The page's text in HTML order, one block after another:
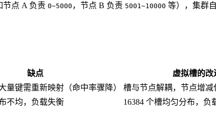
节点 A 负责 0~5000 ，节点 B 负责 5001~10000 等），集群
缺点
虚拟槽的改
量键需重新映射（命中率骤降）
槽与节点解耦，节点增
不均，负载失衡 16384 个槽均匀分布，负